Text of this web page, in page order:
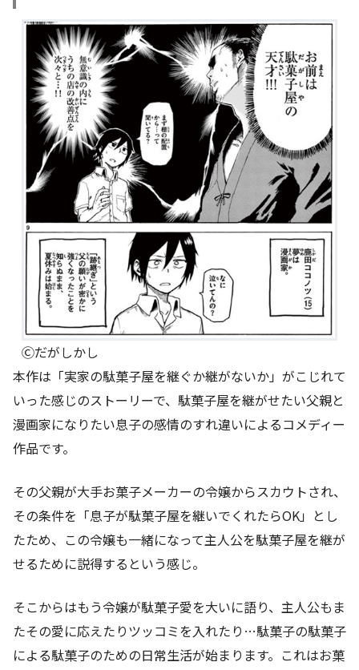
Ⓒだがしかし
本作は「実家の駄菓子屋を継ぐか継がないか」がこじれて
いった感じのストーリーで、駄菓子屋を継がせたい父親と
漫画家になりたい息子の感情のすれ違いによるコメディー
作品です。
その父親が大手お菓子メーカーの令嬢からスカウトされ、
その条件を「息子が駄菓子屋を継いでくれたらOK」とし
たため、この令嬢も一緒になって主人公を駄菓子屋を継が
せるために説得するという感じ。
そこからはもう令嬢が駄菓子愛を大いに語り、主人公もま
たその愛に応えたりツッコミを入れたり…駄菓子の駄菓子
による駄菓子のための日常生活が始まります。これはお菓